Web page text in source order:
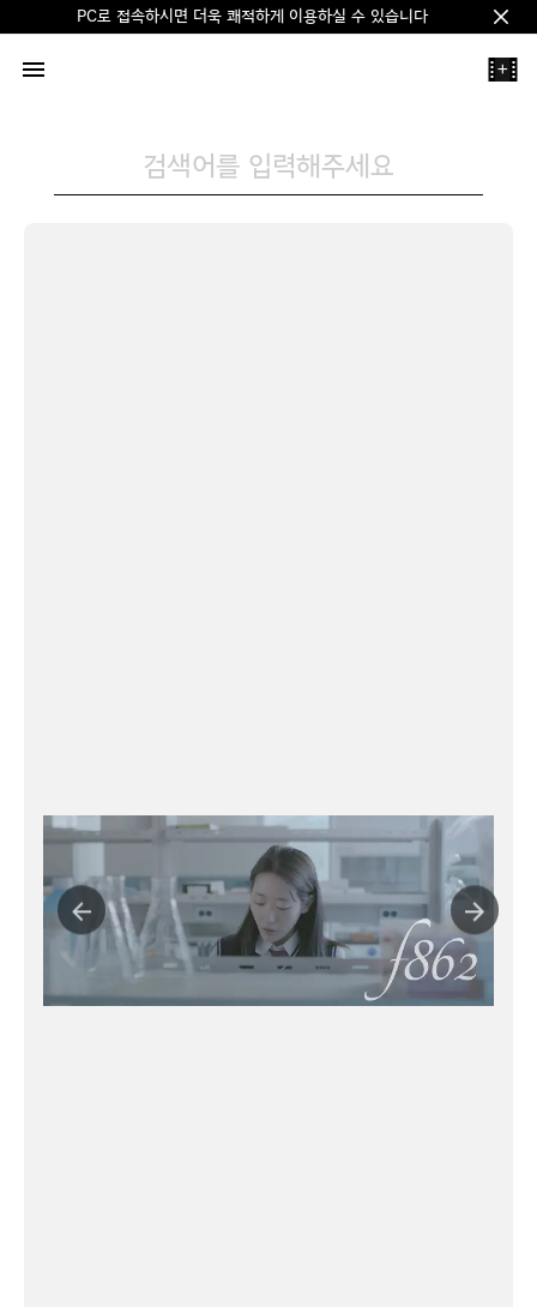
PC로 접속하시면 더욱 쾌적하게 이용하실 수 있습니다
+
검색어를 입력해주세요